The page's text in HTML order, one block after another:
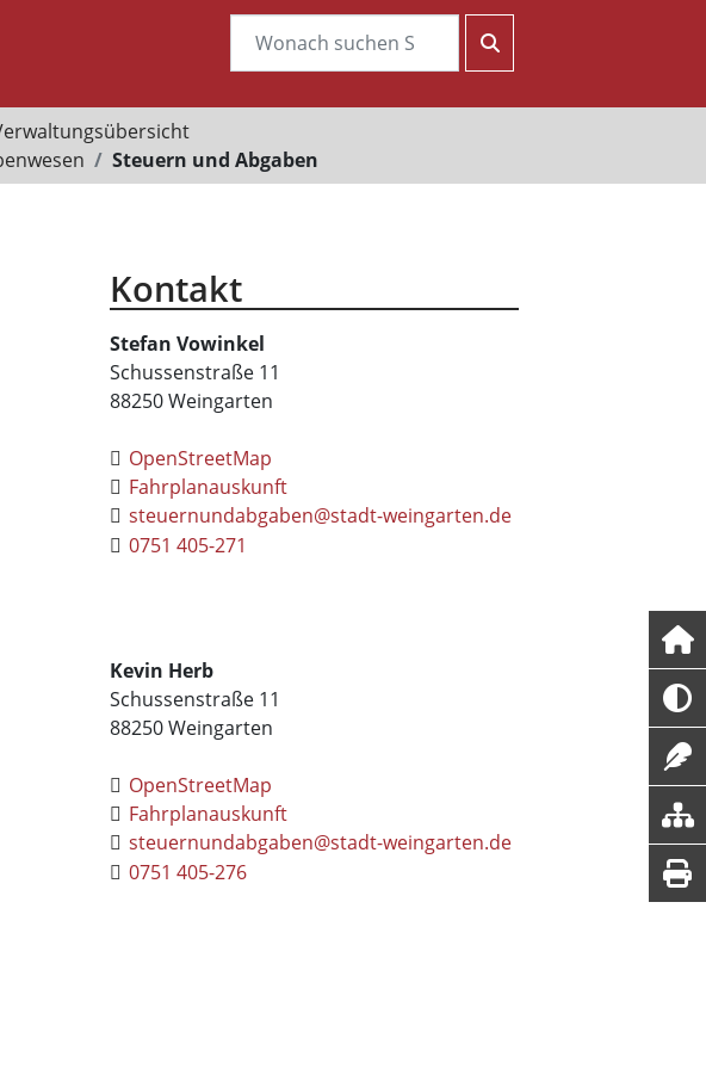
Steuern und Abgaben
Kontakt
Stefan Vowinkel
Schussenstraße 11
88250Weingarten
OpenStreetMap
Fahrplanauskunft
steuernundabgaben@stadt-weingarten.de
0751 405-271
Kevin Herb
Schussenstraße 11
88250Weingarten
OpenStreetMap
Fahrplanauskunft
steuernundabgaben@stadt-weingarten.de
0751 405-276